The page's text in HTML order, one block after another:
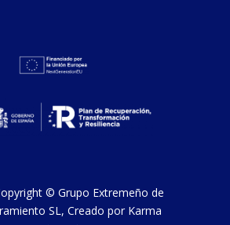
© Grupo Extremeño de
SL, Creado por Karma